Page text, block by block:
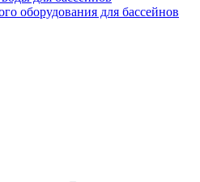
оборудования для бассейнов